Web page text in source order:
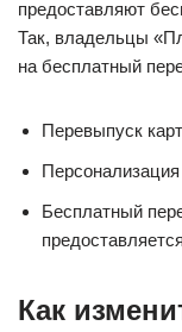
предоставляют
Так, владельцы
на бесплатный
Перевыпуск
Бесплатный
Как